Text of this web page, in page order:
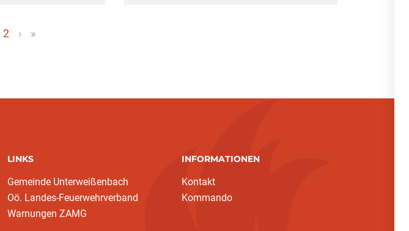
2
› »
LINKS
Gemeinde Unterweißenbach
Oö. Landes-Feuerwehrverband
Warnungen ZAMG
INFORMATIONEN
Kontakt
Kommando